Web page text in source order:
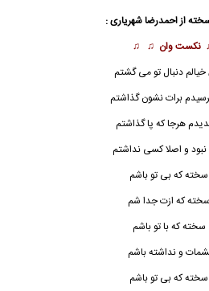
از احمدرضا شهریاری :
نکست وان ♫ ♫
دنبال تو می گشتم
برات نشون گذاشتم
هرجا که پا گذاشتم
نبود و اصلا کسی نداشتم
که بی تو باشم
که ازت جدا شم
سختهکه با تو باشم
و نداشته باشم
که بی تو باشم